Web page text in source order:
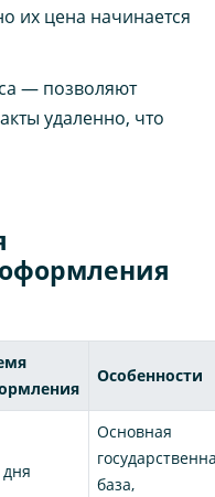
их цена начинается
— позволяют
удаленно, что
Особенности
Основная
база,